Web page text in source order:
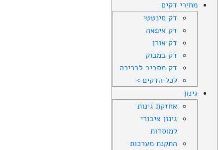
מחירי דקים
דק סינטטי
דק איפאה
דק אורן
דק במבוק
דק מסביב לבריכה
לכל הדקים >
גינון
אחזקת גינות
גינון ציבורי
למוסדות
התקנת מערכות